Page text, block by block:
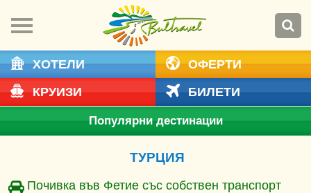
ХОТЕЛИ
ОФЕРТИ
КРУИЗИ
БИЛЕТИ
Популярни дестинации
ТУРЦИЯ
Почивка във Фетие със собствен транспорт